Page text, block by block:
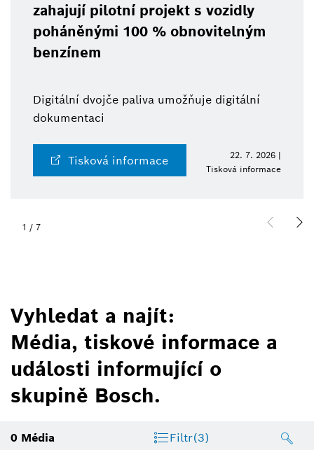
zahajují pilotní projekt s vozidly
poháněnými 100 % obnovitelným
benzínem
Digitální dvojče paliva umožňuje digitální
dokumentaci
Tisková informace
22. 7. 2026 |
Tisková informace
1 / 7
Vyhledat a najít:
Média, tiskové informace a
události informující o
skupině Bosch.
0 Média Filtr(3)